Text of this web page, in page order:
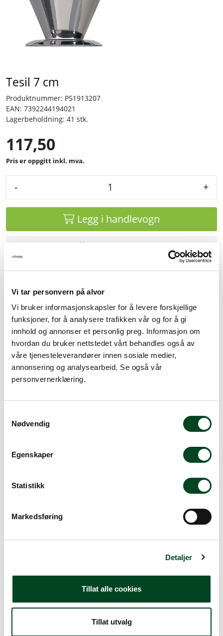
Vi tar personvern på alvor
Vi bruker informasjonskapsler for å levere forskjellige
funksjoner, for å analysere trafikken vår og for å gi
innhold og annonser et personlig preg. Informasjon om
hvordan du bruker nettstedet vårt behandles også av
våre tjenesteleverandører innen sosiale medier,
annonsering og analysearbeid. Se også vår
personvernerklæring.
Nødvendig
Egenskaper
Statistikk
Markedsføring
Detaljer
Tillat alle cookies
Tillat utvalg
Tesil 7 cm
Produktnummer: P51913207
EAN: 7392244194021
Lagerbeholdning: 41 stk.
117,50
inkl. mva.
- +
Legg i handlevogn
Praktisk og funksjonell tesil med begerglass.
Høyde: 50 mm
Rask levering
Dette produktet er på lager! Forsendelsen leveres normalt i
løpet av 1-3 virkedager.
Mer info
Tjenester
Kontakt